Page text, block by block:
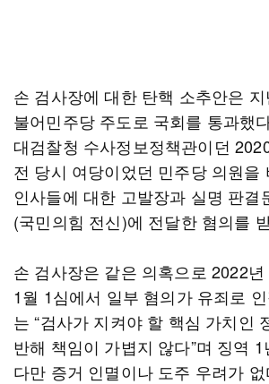
손 검사장에 대한 탄핵 소추안은
불어민주당 주도로 국회를 통과했
대검찰청 수사정보정책관이던
전 당시 여당이었던 민주당 의원을
인사들에 대한 고발장과 실명 판결
(국민의힘 전신)에 전달한 혐의를
손 검사장은 같은 의혹으로 2022
1월 1심에서 일부 혐의가 유죄로
는 “검사가 지켜야 할 핵심 가치인
반해 책임이 가볍지 않다”며 징역
다만 증거 인멸이나 도주 우려가